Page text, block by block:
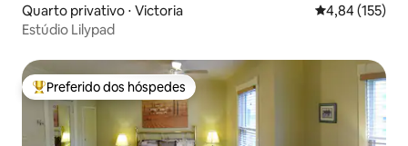
Quarto privativo ⋅ Victoria 4,84 de uma
4,84 (155)
Estúdio Lilypad
Entre os melhores preferidos dos hóspedes
Preferido dos hóspedes